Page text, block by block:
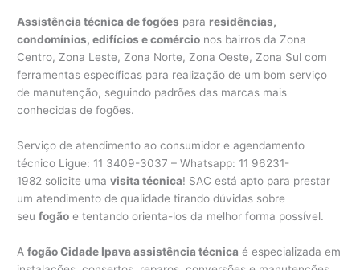
Assistência técnica de fogões para residências,
condomínios, edifícios e comércio nos bairros da Zona
Centro, Zona Leste, Zona Norte, Zona Oeste, Zona Sul com
ferramentas específicas para realização de um bom serviço
de manutenção, seguindo padrões das marcas mais
conhecidas de fogões.
Serviço de atendimento ao consumidor e agendamento
técnico Ligue: 11 3409-3037 – Whatsapp: 11 96231-
1982 solicite umavisita técnica! SAC está apto para prestar
um atendimento de qualidade tirando dúvidas sobre
seufogão e tentando orienta-los da melhor forma possível.
Afogão Cidade Ipava assistência técnica é especializada em